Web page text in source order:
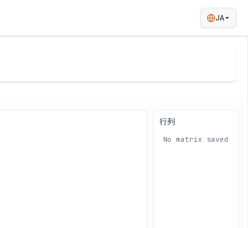
JA
行列
No matrix saved